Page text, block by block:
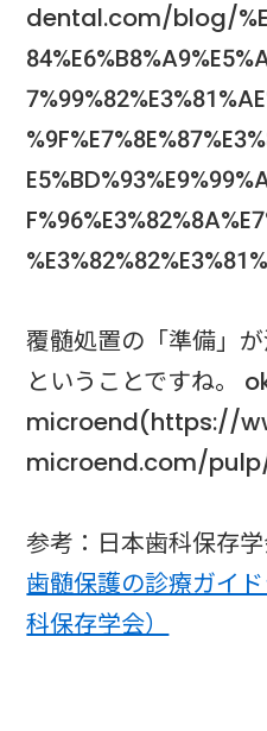
dental.com/blog/
覆髄処置の「準備」
ということですね。
microend(https://
microend.com/
参考：日本歯科保存
歯髄保護の診療ガイ
科保存学会）